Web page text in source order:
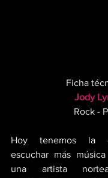
Ficha
Jody
Rock -
Hoy tenemos la
escuchar más
una artista